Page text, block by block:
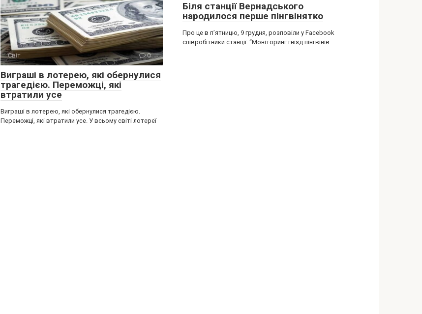
Світ
0
Виграші в лотерею, які обернулися
трагедією. Переможці, які
втратили усе
Виграші в лотерею, які обернулися трагедією.
Переможці, які втратили усе. У всьому світі лотереї
Біля станції Вернадського
народилося перше пінгвінятко
Про це в п’ятницю, 9 грудня, розповіли у Facebook
співробітники станції. “Моніторинг гнізд пінгвінів